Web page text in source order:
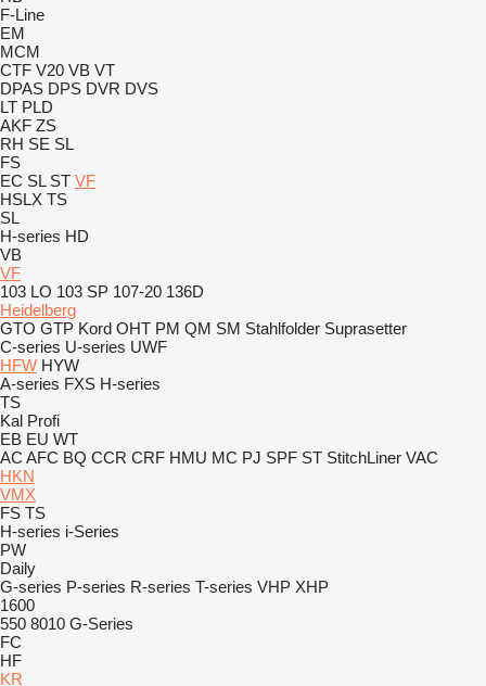
F-Line
EM
MCM
CTF V20 VB VT
DPAS DPS DVR DVS
LT PLD
AKF ZS
RH SE SL
FS
EC SL ST VF
HSLX TS
SL
H-series HD
VB
VF
103 LO 103 SP 107-20 136D
Heidelberg
GTO GTP Kord OHT PM QM SM Stahlfolder Suprasetter
C-series U-series UWF
HFW HYW
A-series FXS H-series
TS
Kal Profi
EB EU WT
AC AFC BQ CCR CRF HMU MC PJ SPF ST StitchLiner VAC
HKN
VMX
FS TS
H-series i-Series
PW
Daily
G-series P-series R-series T-series VHP XHP
1600
550 8010 G-Series
FC
HF
KR